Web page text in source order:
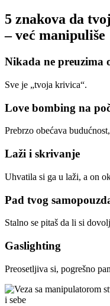
5 znakova da
– već manipuliše
Nikada ne preuzima
Sve je „tvoja krivica“.
Love bombing na
Prebrzo obećava
Laži i skrivanje
Uhvatila si ga u laži, a on
Pad tvog
Stalno se pitaš da li si
Gaslighting
Preosetljiva si, pogrešno